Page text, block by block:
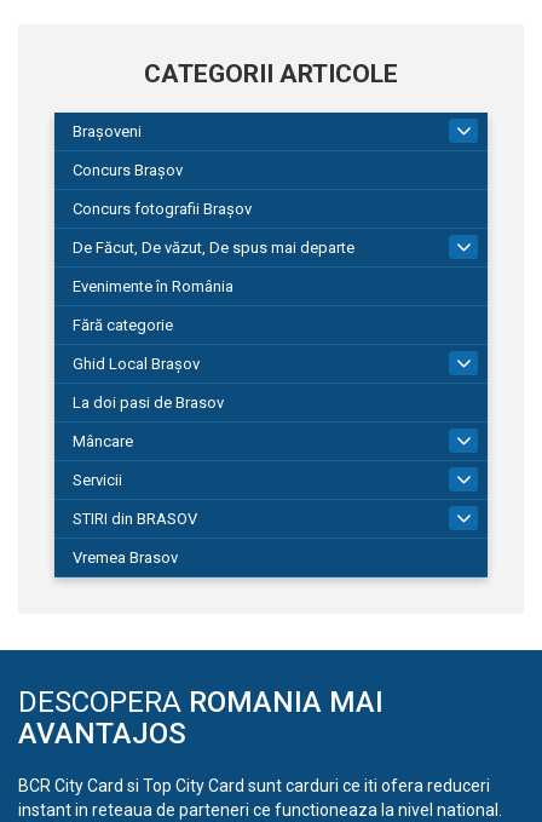
CATEGORII ARTICOLE
Brașoveni
Concurs Brașov
Concurs fotografii Brașov
De Făcut, De văzut, De spus mai departe
149
Evenimente în România
Fără categorie
Ghid Local Brașov
La doi pasi de Brasov
Mâncare
Servicii
STIRI din BRASOV
Vremea Brasov
DESCOPERA ROMANIA MAI
AVANTAJOS
BCR City Card si Top City Card sunt carduri ce iti ofera reduceri
instant in reteaua de parteneri ce functioneaza la nivel national.